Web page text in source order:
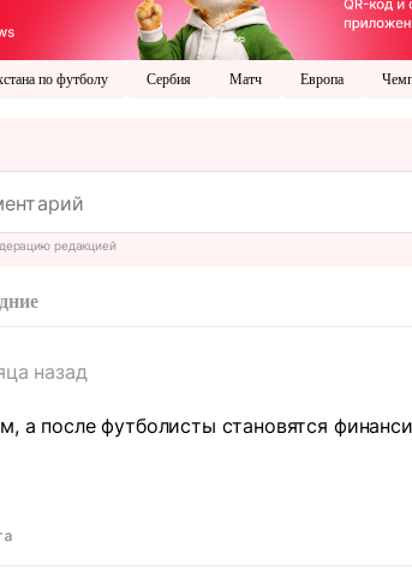
по футболу Сербия Матч Европа
редакцией
назад
а после футболисты становятся